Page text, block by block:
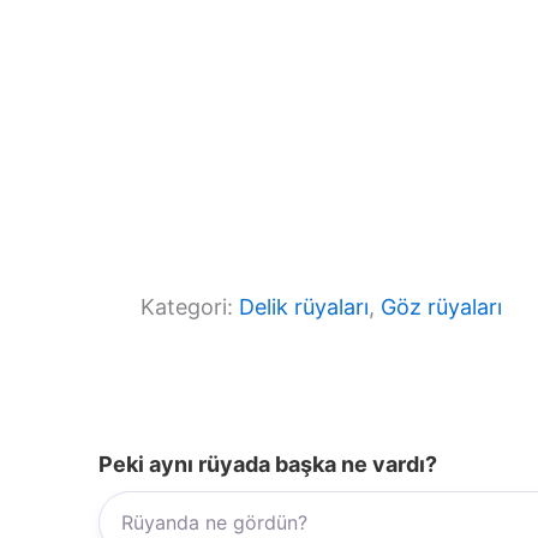
Kategori: Delik rüyaları, Göz rüyaları
Peki aynı rüyada başka ne vardı?